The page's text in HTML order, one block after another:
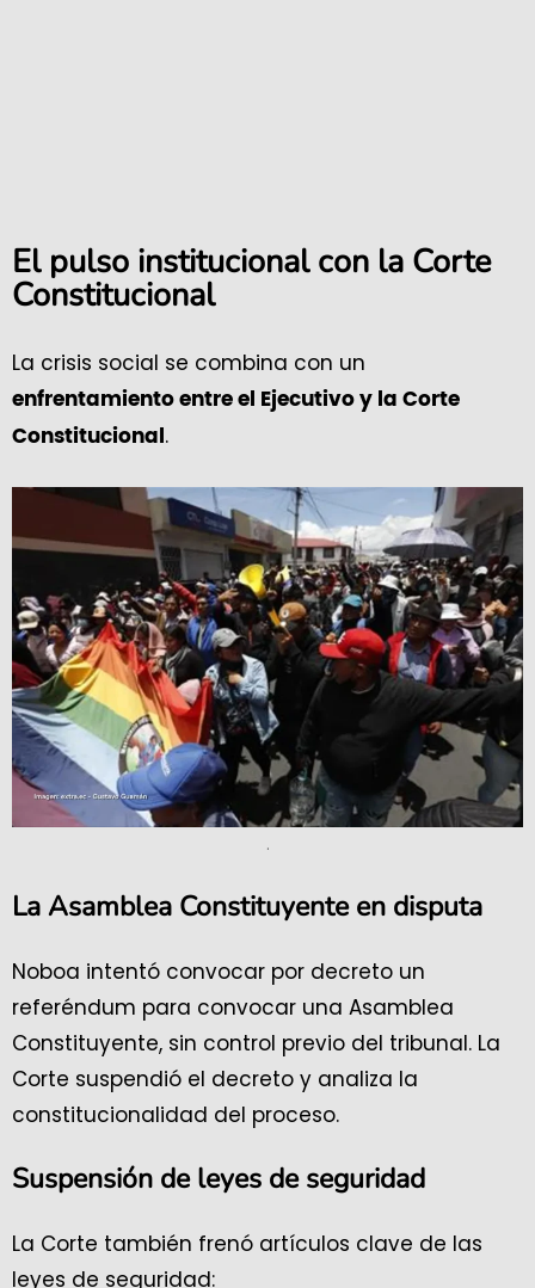
El pulso institucional con la Corte
Constitucional
La crisis social se combina con un
enfrentamiento entre el Ejecutivo y la Corte
Constitucional .
.
La Asamblea Constituyente en disputa
Noboa intentó convocar por decreto un
referéndum para convocar una Asamblea
Constituyente, sin control previo del tribunal. La
Corte suspendió el decreto y analiza la
constitucionalidad del proceso.
Suspensión de leyes de seguridad
La Corte también frenó artículos clave de las
leyes de seguridad: